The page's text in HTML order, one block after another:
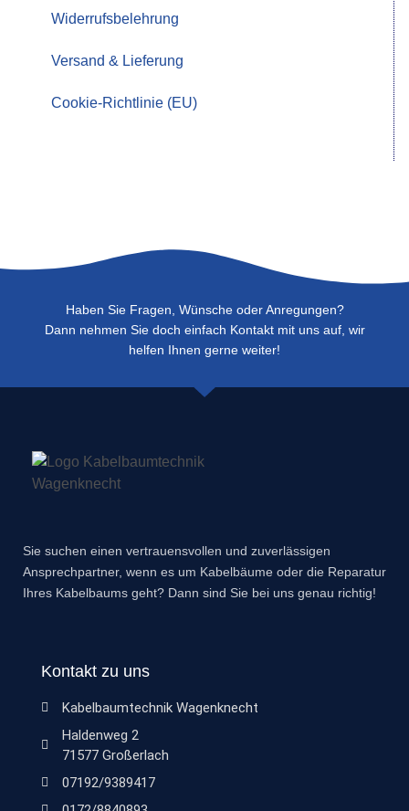
Widerrufsbelehrung
Versand & Lieferung
Cookie-Richtlinie (EU)
Haben Sie Fragen, Wünsche oder Anregungen?
Dann nehmen Sie doch einfach Kontakt mit uns auf, wir
helfen Ihnen gerne weiter!
Sie suchen einen vertrauensvollen und zuverlässigen
Ansprechpartner, wenn es um Kabelbäume oder die Reparatur
Ihres Kabelbaums geht? Dann sind Sie bei uns genau richtig!
Kontakt zu uns
Kabelbaumtechnik Wagenknecht
Haldenweg 2
71577 Großerlach
07192/9389417